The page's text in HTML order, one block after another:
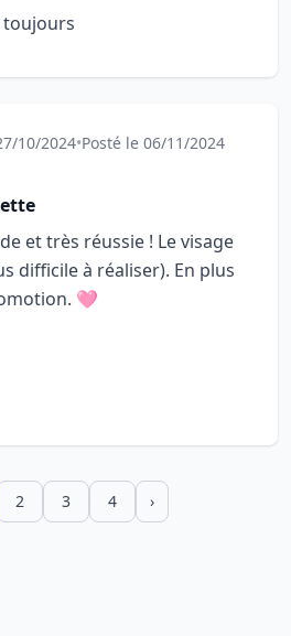
toujours
10/2024•Posté le 06/11/2024
et très réussie ! Le visage
difficile à réaliser). En plus
🩷
2 3 4 ›